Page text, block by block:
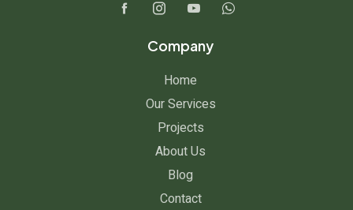
Company
Home
Our Services
Projects
About Us
Blog
Contact